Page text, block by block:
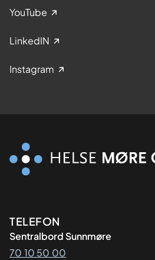
YouTube
LinkedIN
Instagram
Kontaktinformasjon
TELEFON
Sentralbord Sunnmøre
70 10 50 00